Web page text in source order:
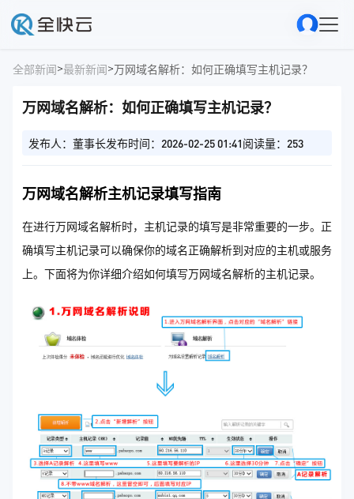
全部新闻>最新新闻>万网域名解析：如何正确填写主机记录？
万网域名解析：如何正确填写主机记录？
发布人：董事长发布时间：2026-02-25 01:41阅读量：253
万网域名解析主机记录填写指南
在进行万网域名解析时，主机记录的填写是非常重要的一步。正
确填写主机记录可以确保你的域名正确解析到对应的主机或服务
上。下面将为你详细介绍如何填写万网域名解析的主机记录。